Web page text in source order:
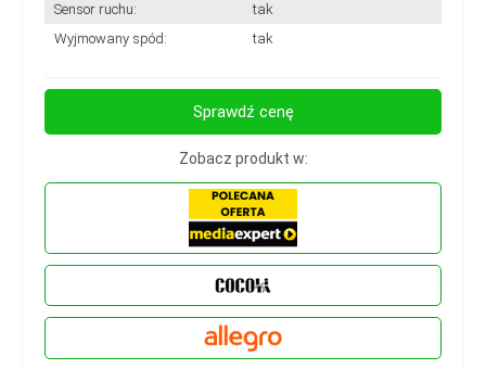
Sensor ruchu:
tak
Wyjmowany spód:
tak
Sprawdź cenę
Zobacz produkt w: